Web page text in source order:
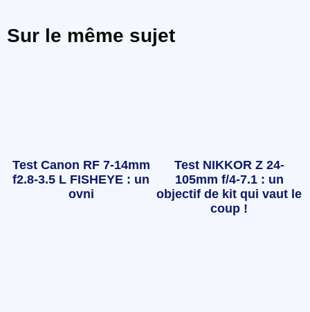
Sur le même sujet
Test Canon RF 7-14mm
f2.8-3.5 L FISHEYE : un
ovni
Test NIKKOR Z 24-
105mm f/4-7.1 : un
objectif de kit qui vaut le
coup !